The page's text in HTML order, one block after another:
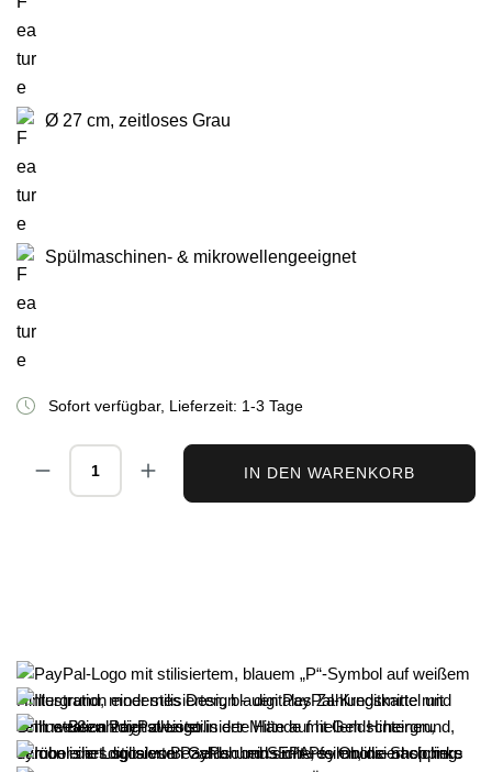
Ø 27 cm, zeitloses Grau
Spülmaschinen- & mikrowellengeeignet
Sofort verfügbar, Lieferzeit: 1-3 Tage
Produkt Anzahl: Gib den gewünschten
IN DEN WARENKORB